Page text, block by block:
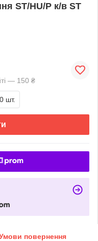
ST/HU/P к/в ST
— 150 ₴
шт.
повернення